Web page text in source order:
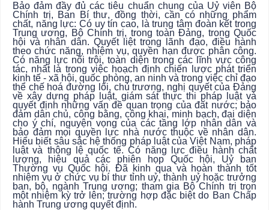
Bảo đảm đầy đủ các tiêu chuẩn chung của Uỷ viên Bộ
Chính trị, Ban Bí thư, đồng thời, cần có những phẩm
chất, năng lực: Có uy tín cao, là trung tâm đoàn kết trong
Trung ương, Bộ Chính trị, trong toàn Đảng, trong Quốc
hội và nhân dân. Quyết liệt trong lãnh đạo, điều hành
theo chức năng, nhiệm vụ, quyền hạn được phân công.
Có năng lực nổi trội, toàn diện trong các lĩnh vực công
tác, nhất là trong việc hoạch định chiến lược phát triển
kinh tế - xã hội, quốc phòng, an ninh và trong việc chỉ đạo
thể chế hoá đường lối, chủ trương, nghị quyết của Đảng
về xây dựng pháp luật, giám sát thực thi pháp luật và
quyết định những vấn đề quan trọng của đất nước; bảo
đảm dân chủ, công bằng, công khai, minh bạch, đại diện
cho ý chí, nguyện vọng của các tầng lớp nhân dân và
bảo đảm mọi quyền lực nhà nước thuộc về nhân dân.
Hiểu biết sâu sắc hệ thống pháp luật của Việt Nam, pháp
luật và thông lệ quốc tế. Có năng lực điều hành chất
lượng, hiệu quả các phiên họp Quốc hội, Uỷ ban
Thường vụ Quốc hội. Đã kinh qua và hoàn thành tốt
nhiệm vụ ở chức vụ bí thư tỉnh uỷ, thành uỷ hoặc trưởng
ban, bộ, ngành Trung ương; tham gia Bộ Chính trị trọn
một nhiệm kỳ trở lên; trường hợp đặc biệt do Ban Chấp
hành Trung ương quyết định.